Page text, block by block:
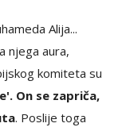
Alija...
njega aura,
komiteta su
On se zapriča,
. Poslije toga